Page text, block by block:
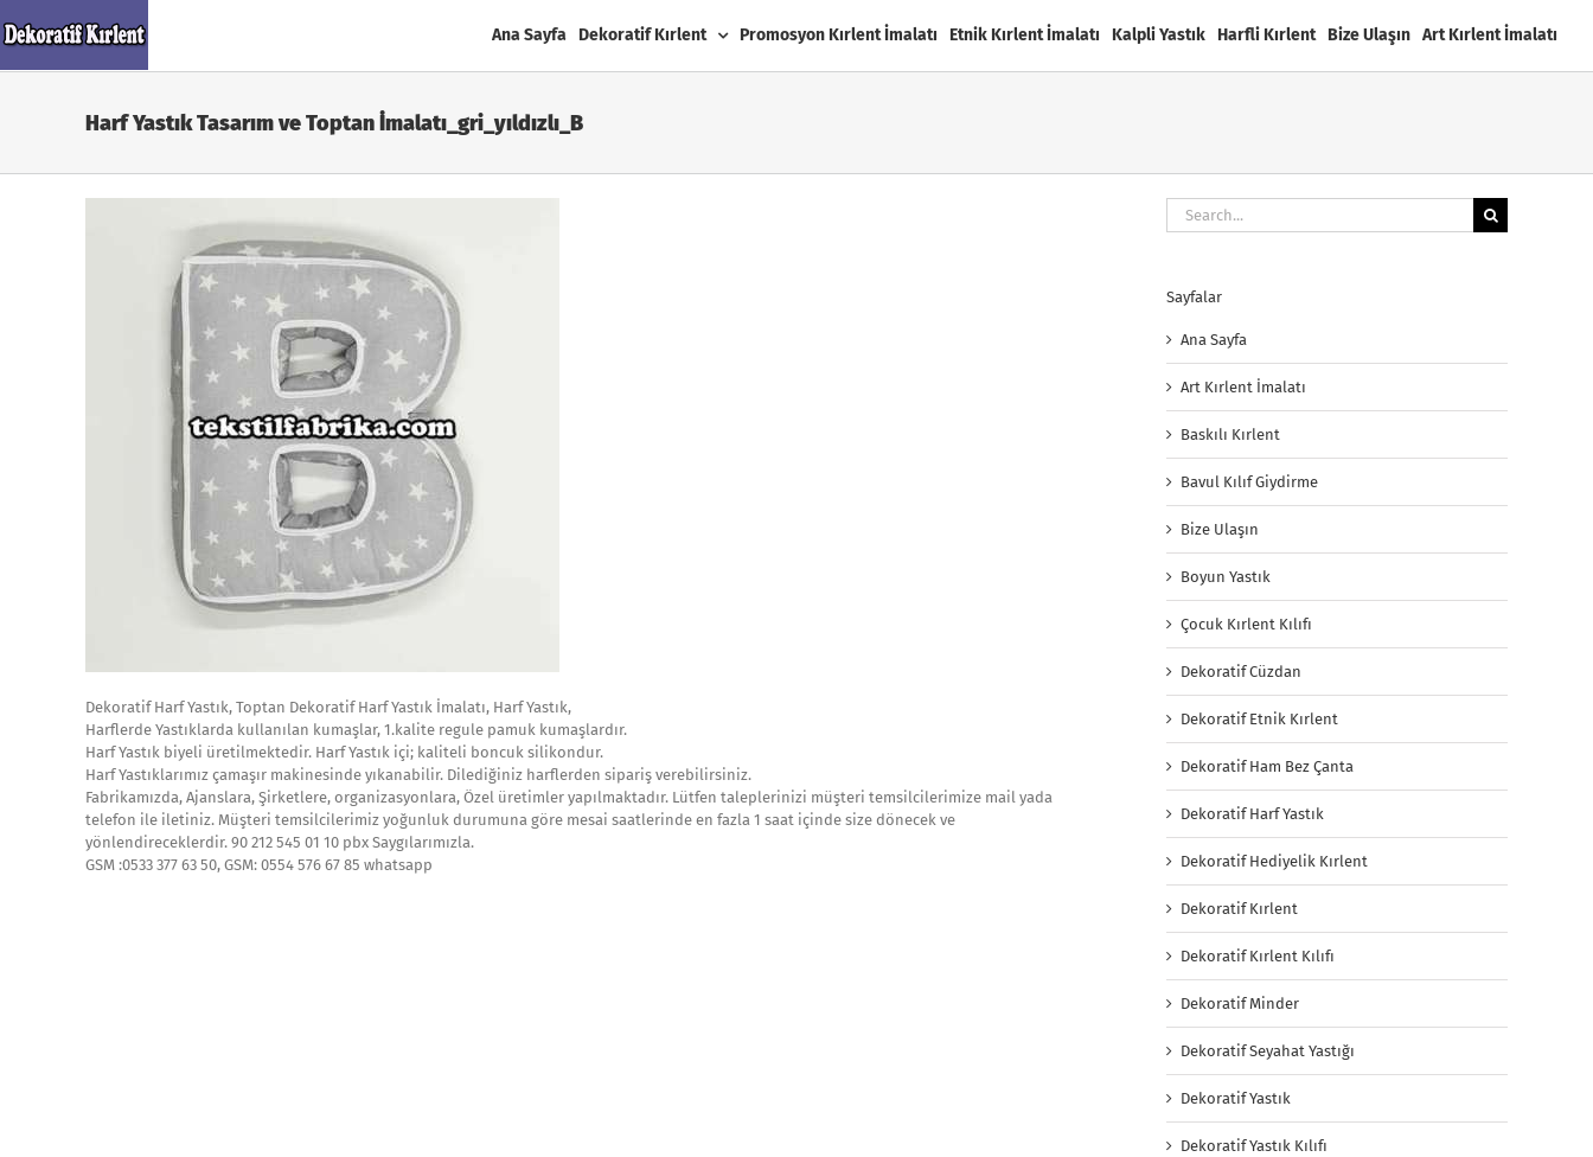
to
Ana Sayfa Dekoratif Kırlent Promosyon Kırlent İmalatı Etnik Kırlent İmalatı Kalpli Yastık Harfli Kırlent Bize Ulaşın Art Kırlent İmalatı
Harf Yastık Tasarım ve Toptan İmalatı_gri_yıldızlı_B
Dekoratif Harf Yastık, Toptan Dekoratif Harf Yastık İmalatı, Harf Yastık,
Harflerde Yastıklarda kullanılan kumaşlar, 1.kalite regule pamuk kumaşlardır.
Harf Yastık biyeli üretilmektedir. Harf Yastık içi; kaliteli boncuk silikondur.
Harf Yastıklarımız çamaşır makinesinde yıkanabilir. Dilediğiniz harflerden sipariş verebilirsiniz.
Fabrikamızda, Ajanslara, Şirketlere, organizasyonlara, Özel üretimler yapılmaktadır. Lütfen taleplerinizi müşteri temsilcilerimize mail yada
telefon ile iletiniz. Müşteri temsilcilerimiz yoğunluk durumuna göre mesai saatlerinde en fazla 1 saat içinde size dönecek ve
yönlendireceklerdir. 90 212 545 01 10 pbx Saygılarımızla.
GSM :0533 377 63 50, GSM: 0554 576 67 85 whatsapp
Search
for:
Sayfalar
Ana Sayfa
Art Kırlent İmalatı
Baskılı Kırlent
Bavul Kılıf Giydirme
Bize Ulaşın
Boyun Yastık
Çocuk Kırlent Kılıfı
Dekoratif Cüzdan
Dekoratif Etnik Kırlent
Dekoratif Ham Bez Çanta
Dekoratif Harf Yastık
Dekoratif Hediyelik Kırlent
Dekoratif Kırlent
Dekoratif Kırlent Kılıfı
Dekoratif Minder
Dekoratif Seyahat Yastığı
Dekoratif Yastık
Dekoratif Yastık Kılıfı